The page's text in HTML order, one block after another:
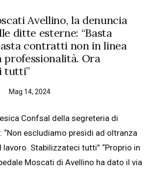
Avellino, la denuncia
ditte esterne: “Basta
contratti non in linea
professionalità. Ora
tutti”
Mag 14, 2024
Confsal della segreteria di
“Non escludiamo presidi ad oltranza
lavoro. Stabilizzateci tutti” “Proprio in
Moscati di Avellino ha dato il via